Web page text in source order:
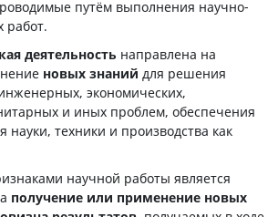
путём выполнения научно-
работ.
деятельность направлена на
новых знаний для решения
экономических,
и иных проблем, обеспечения
науки, техники и производства как
научной работы является
получение или применение новых